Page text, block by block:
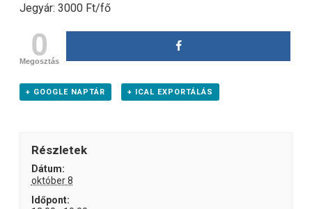
Jegyár: 3000 Ft/fő
0
Megosztás
+ GOOGLE NAPTÁR + ICAL EXPORTÁLÁS
Részletek
Dátum:
október 8
Időpont: